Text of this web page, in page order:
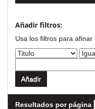
Añadir filtros:
Usa los filtros para afinar
Resultados por página